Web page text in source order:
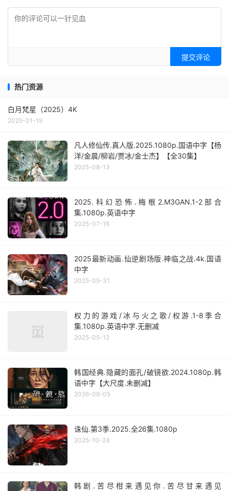
提交评论
热门资源
白月梵星（2025）4K
2025-01-19
凡人修仙传.真人版.2025.1080p.国语中字【杨
洋/金晨/柳岩/贾冰/金士杰】【全30集】
2025-08-13
2025.科幻恐怖.梅根2.M3GAN.1-2部合
集.1080p.英语中字
2025-07-16
2025最新动画.仙逆剧场版.神临之战.4k.国语
中字
2025-05-31
权力的游戏/冰与火之歌/权游.1-8季合
集.1080p.英语中字.无删减
2025-05-12
韩国经典.隐藏的面孔/破镜欲.2024.1080p.韩
语中字【大尺度.未删减】
2026-06-05
诛仙.第3季.2025.全26集.1080p
2025-10-24
韩剧.苦尽柑来遇见你.苦尽甘来遇见